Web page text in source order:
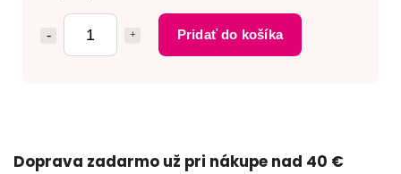
Pridať do košíka
Doprava zadarmo už pri nákupe nad 40 €